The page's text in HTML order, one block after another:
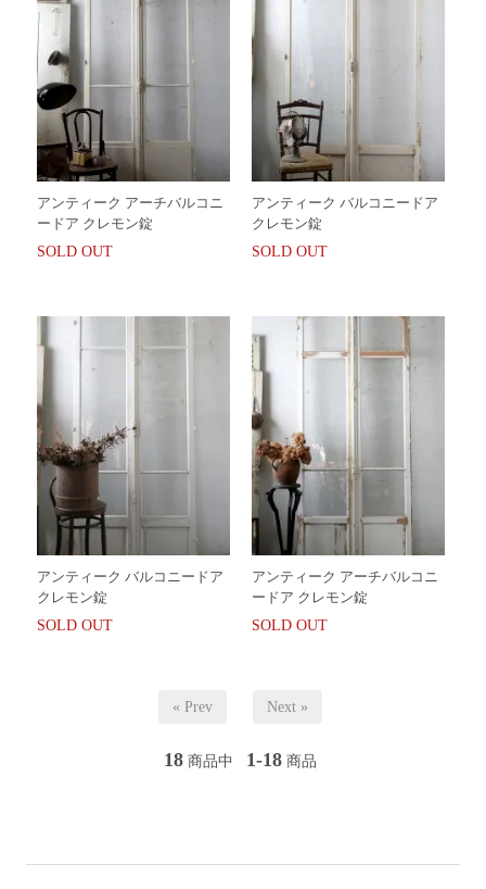
アンティーク アーチバルコニ
ードア クレモン錠
SOLD OUT
アンティーク バルコニードア
クレモン錠
SOLD OUT
アンティーク バルコニードア
クレモン錠
SOLD OUT
アンティーク アーチバルコニ
ードア クレモン錠
SOLD OUT
« Prev Next »
18 商品中 1-18 商品